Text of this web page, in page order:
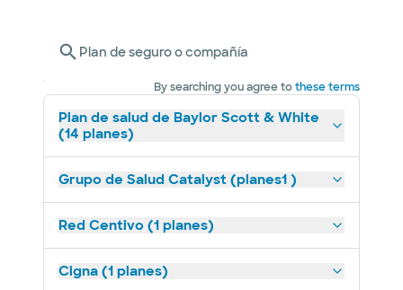
Plan de seguro o compañía
By searching you agree tothese terms
Plan de salud de Baylor Scott & White
(14 planes)
Grupo de Salud Catalyst (planes1 )
Red Centivo (1 planes)
Cigna (1 planes)